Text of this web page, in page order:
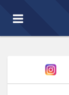
Toggle
navigation